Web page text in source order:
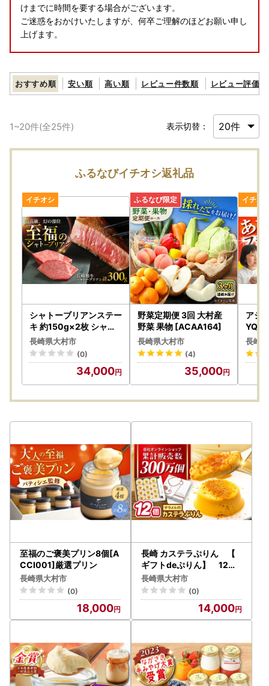
けまでに時間を要する場合がございます。
ご迷惑をおかけいたしますが、何卒ご理解のほどお願い申し
上げます。
【ふるさと納税の対象となる地方団体の指定について】
大村市は令和7年9月26日付総務大臣通知「ふるさと納税の
法（昭和25年法律第226号）第37条の2第2項及び第314条の
7第2項の規定に基づき、ふるさと納税の対象となる地方団体
指定対象期間は、令和7年10月1日から令和8年9月30日まで
【キャンセル・返品について】
寄附申込みのキャンセル、返礼品の変更・返品はできませ
ん。
また、寄附者様の都合により返礼品がお届けできない場合、
返礼品の再送は致しかねますので、あらかじめご了承くださ
い。
※20歳未満の方の酒類のお申込みは固くお断りしています。
【返礼品のお届けについて】
お届け日や時期のご指定はできかねますので、あらかじめご
了承ください。
＝＝＝＝＝＝＝＝＝＝＝＝＝＝＝＝＝＝＝＝
ヤマト運輸は2023年6月1日発送分より転送サービスが《有
料》となっております。
いたします。
【返礼品に不具合があった場合】
万が一、お届けした返礼品に破損や傷みなどの不具合があっ
た場合は、お手数ですが状態の分かる画像を添付の上、速や
かに『返礼品に関するお問い合わせ先』までご連絡くださ
い。
【寄附金受領証明書・ワンストップ特例申請書について】
に発送いたします。
なお、ワンストップ特例申請書は、ご要望の寄附者様のみ同
封いたします。
【個人情報の取り扱いについて】
お寄せいただいた個人情報は、寄附金の受付、入金及び返礼
のお知らせの広報等に利用するものであり、それ以外の目的
で使用するものではありません。返礼品発送に関して、必要
最低限の範囲において返礼品取扱い事業者に通知します。
おすすめ順 安い順 高い順 レビュー件数順 レビュー評価順
1~20件(全25件) 表示切替：
ふるなびイチオシ返礼品
シャトーブリアンステー
キ 約150g×2枚 シャト
ーブリアン [ACCD023
]
長崎県大村市
(0)
34,000
野菜定期便 3回 大村産
野菜 果物 [ACAA164]
長崎県大村市
(4)
35,000
アジ
長崎
至福のご褒美プリン8個[A
CCI001]厳選プリン
長崎県大村市
(0)
18,000
長崎 カステラぷりん 【
ギフトdeぷりん】 12個
入[ACYF001]
長崎県大村市
(0)
14,000